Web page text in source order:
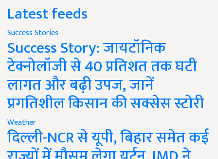
Latest feeds
Success Stories
Success Story: जायटॉनिक
टेक्नोलॉजी से 40 प्रतिशत तक घटी
लागत और बढ़ी उपज, जानें
प्रगतिशील किसान की सक्सेस स्टोरी
Weather
दिल्ली-NCR से यूपी, बिहार समेत कई